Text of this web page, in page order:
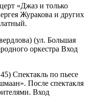
«Джаз и только
Журакова и других
(ул. Большая
оркестра Вход
Спектакль по пьесе
После спектакля
Вход